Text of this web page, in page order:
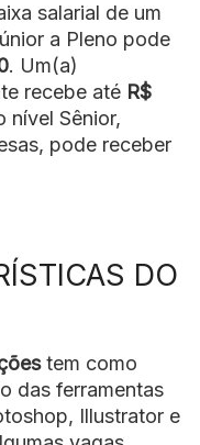
salarial de um
a Pleno pode
. Um(a)
recebe até R$
nível Sênior,
pode receber
DO
tem como
das ferramentas
Illustrator e